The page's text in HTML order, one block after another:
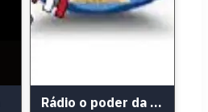
Rádio o poder da palavra de Deus